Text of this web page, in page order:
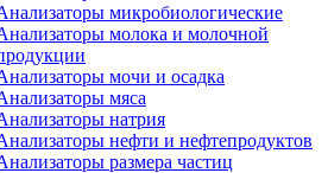
микробиологические
молока и молочной
мочи и осадка
мяса
натрия
нефти и нефтепродуктов
размера частиц